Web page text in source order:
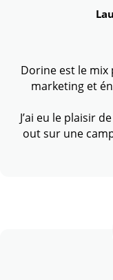
Dorine est le
marketing et
J’ai eu le plaisir
out sur une
Dorine est une
domaine
mes questions
avisés, ce qui